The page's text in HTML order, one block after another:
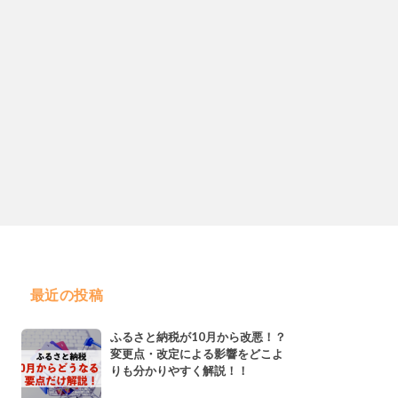
最近の投稿
ふるさと納税が10月から改悪！？
変更点・改定による影響をどこよ
りも分かりやすく解説！！